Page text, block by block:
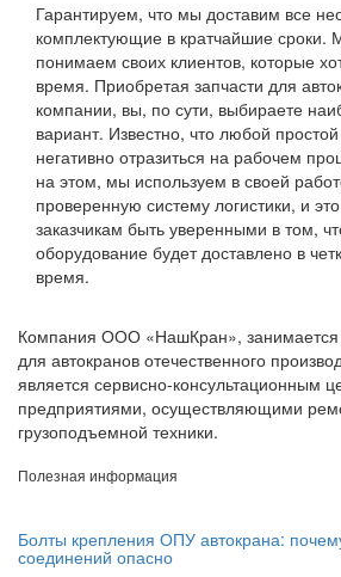
Гарантируем, что мы доставим все
комплектующие в кратчайшие сроки.
понимаем своих клиентов, которые
время. Приобретая запчасти для
компании, вы, по сути, выбираете
вариант. Известно, что любой
негативно отразиться на рабочем
на этом, мы используем в своей
проверенную систему логистики, и
заказчикам быть уверенными в том,
оборудование будет доставлено в
время.
Компания ООО «НашКран», занимается
для автокранов отечественного
является сервисно-консультационным
предприятиями, осуществляющими
грузоподъемной техники.
Полезная информация
Болты крепления ОПУ автокрана:
соединений опасно